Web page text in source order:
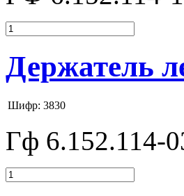
Держатель
Шифр: 3830
Гф 6.152.114-